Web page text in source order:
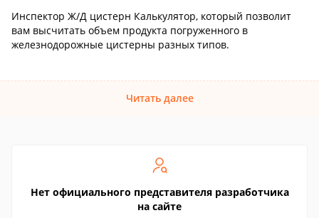
Инспектор Ж/Д цистерн Калькулятор, который позволит
вам высчитать объем продукта погруженного в
железнодорожные цистерны разных типов.
Читать далее
Нет официального представителя разработчика
на сайте